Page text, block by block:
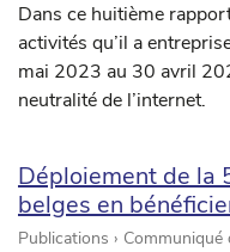
Dans ce huitième
activités qu’il a
mai 2023 au 30 avril
neutralité de l’internet.
Déploiement de la
belges en
Publications › Communiqué